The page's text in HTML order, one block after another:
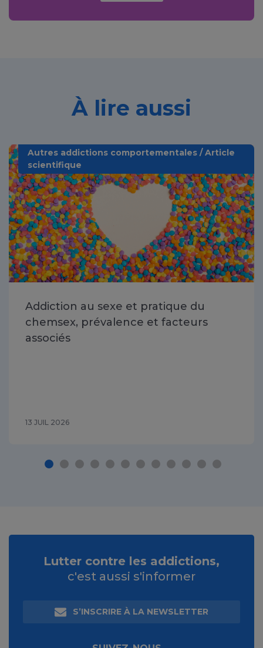
À lire aussi
Autres addictions comportementales / Article
scientifique
Addiction au sexe et pratique du
chemsex, prévalence et facteurs
associés
13 JUIL 2026
Lutter contre les addictions,
c'est aussi s'informer
S’INSCRIRE À LA NEWSLETTER